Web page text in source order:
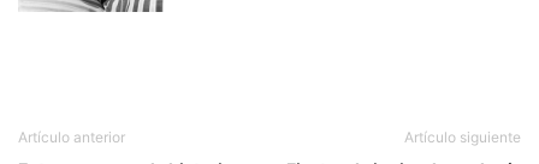
Artículo anterior Artículo siguiente